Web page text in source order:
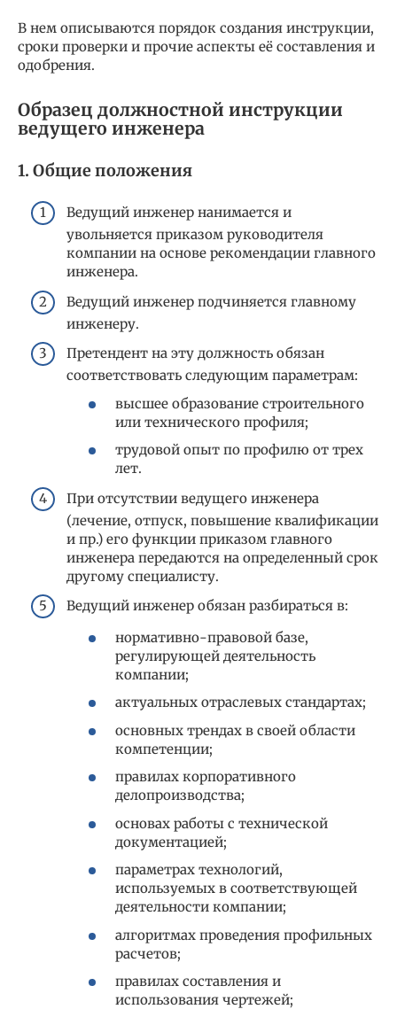
В нем описываются порядок создания инструкции,
сроки проверки и прочие аспекты её составления и
одобрения.
Образец должностной инструкции
ведущего инженера
1. Общие положения
Ведущий инженер нанимается и
увольняется приказом руководителя
компании на основе рекомендации главного
инженера.
Ведущий инженер подчиняется главному
инженеру.
Претендент на эту должность обязан
соответствовать следующим параметрам:
высшее образование строительного
или технического профиля;
трудовой опыт по профилю от трех
лет.
При отсутствии ведущего инженера
(лечение, отпуск, повышение квалификации
и пр.) его функции приказом главного
инженера передаются на определенный срок
другому специалисту.
Ведущий инженер обязан разбираться в:
нормативно-правовой базе,
регулирующей деятельность
компании;
актуальных отраслевых стандартах;
основных трендах в своей области
компетенции;
правилах корпоративного
делопроизводства;
основах работы с технической
документацией;
параметрах технологий,
используемых в соответствующей
деятельности компании;
алгоритмах проведения профильных
расчетов;
правилах составления и
использования чертежей;